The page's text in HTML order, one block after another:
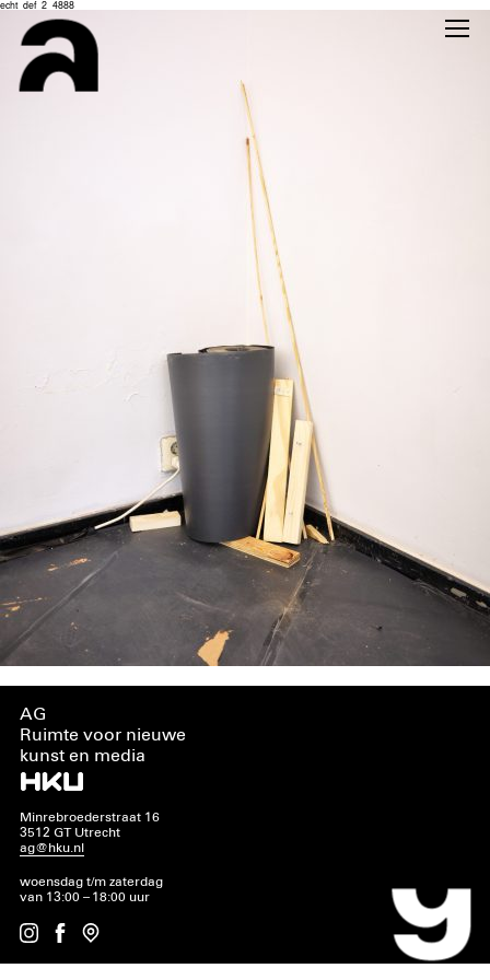
echt_def_2_4888
AG
Ruimte voor nieuwe
kunst en media
Minrebroederstraat 16
3512 GT Utrecht
ag@hku.nl
woensdag t/m zaterdag
van 13:00 – 18:00 uur